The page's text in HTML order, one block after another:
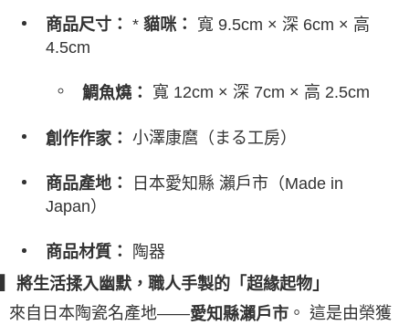
商品尺寸： * 貓咪：
寬 9.5cm × 深 6cm × 高
4.5cm
鯛魚燒： 寬 12cm × 深 7cm × 高 2.5cm
創作作家： 小澤康麿（まる工房）
商品產地：
日本愛知縣 瀨戶市（Made in
Japan）
商品材質：
陶器
▎將生活揉入幽默，職人手製的「超緣起物」
來自日本陶瓷名產地——愛知縣瀨戶市 。 這是由榮獲